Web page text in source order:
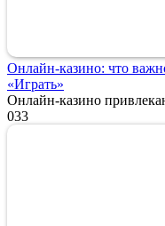
Онлайн-казино: что
«Играть»
Онлайн-казино
033